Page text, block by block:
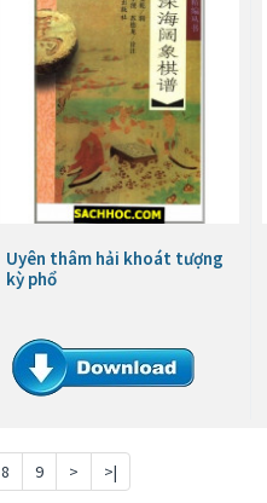
Uyên thâm hải khoát tượng
kỳ phổ
8 9 > >|